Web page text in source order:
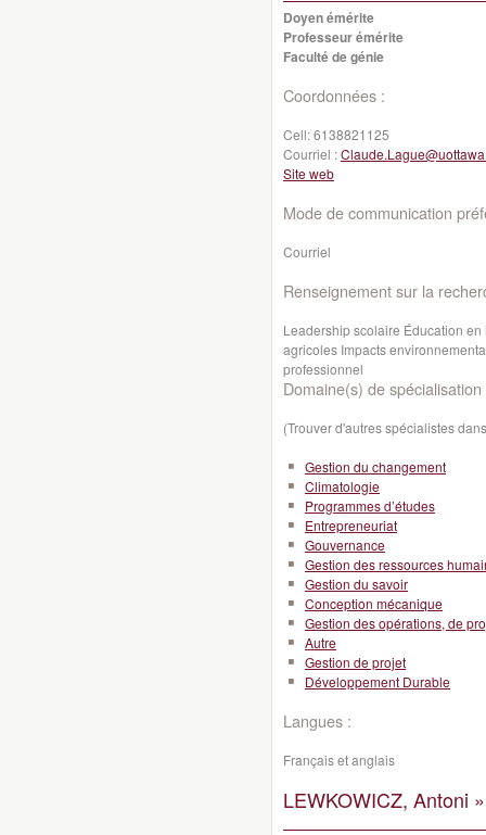
Doyen émérite
Professeur émérite
Faculté de génie
Coordonnées :
Cell:6138821125
Courriel :
Site web
Mode de communication
Courriel
Renseignement sur la
Leadership scolaire Éducation
agricoles Impacts
professionnel
Domaine(s) de spécialisation
(Trouver d'autres spécialistes
Gestion du changement
Climatologie
Programmes d’études
Entrepreneuriat
Gouvernance
Gestion des ressources
Gestion du savoir
Conception mécanique
Gestion des opérations, de
Autre
Gestion de projet
Développement Durable
Langues :
Français et anglais
LEWKOWICZ, Antoni »